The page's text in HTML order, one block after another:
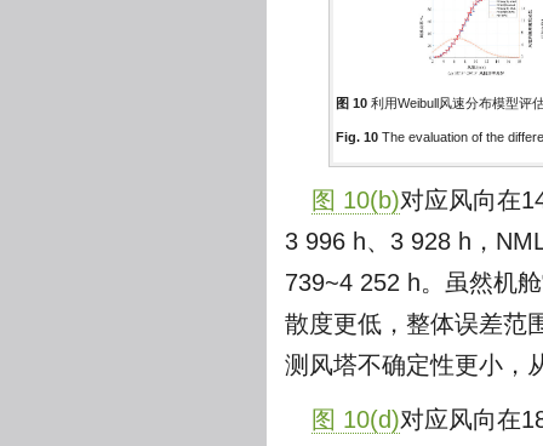
图 10 利用Weibull风速分布模型评
Fig. 10 The evaluation of the
图 10(b)对应风向在
3 996 h、3 928 h，
739~4 252 h。虽然机
散度更低，整体误差范
测风塔不确定性更小，
图 10(d)对应风向在